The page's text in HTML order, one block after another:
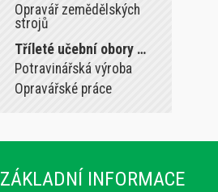
Opravář zemědělských
strojů
Tříleté učební obory …
Potravinářská výroba
Opravářské práce
ZÁKLADNÍ INFORMACE